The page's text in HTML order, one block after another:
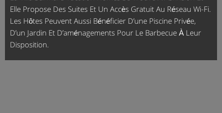
Elle Propose Des Suites Et Un Accès Gratuit Au Réseau Wi-Fi.
Les Hôtes Peuvent Aussi Bénéficier D’une Piscine Privée,
D’un Jardin Et D’aménagements Pour Le Barbecue À Leur
Disposition.